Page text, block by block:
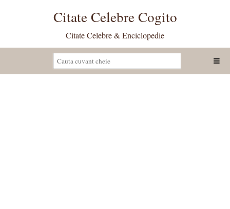
Citate Celebre Cogito
Citate Celebre & Enciclopedie